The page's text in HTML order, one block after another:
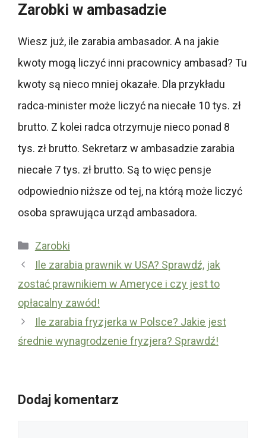
Zarobki w ambasadzie
Wiesz już, ile zarabia ambasador. A na jakie
kwoty mogą liczyć inni pracownicy ambasad? Tu
kwoty są nieco mniej okazałe. Dla przykładu
radca-minister może liczyć na niecałe 10 tys. zł
brutto. Z kolei radca otrzymuje nieco ponad 8
tys. zł brutto. Sekretarz w ambasadzie zarabia
niecałe 7 tys. zł brutto. Są to więc pensje
odpowiednio niższe od tej, na którą może liczyć
osoba sprawująca urząd ambasadora.
Kategorie
Zarobki
Ile zarabia prawnik w USA? Sprawdź, jak
zostać prawnikiem w Ameryce i czy jest to
opłacalny zawód!
Ile zarabia fryzjerka w Polsce? Jakie jest
średnie wynagrodzenie fryzjera? Sprawdź!
Dodaj komentarz